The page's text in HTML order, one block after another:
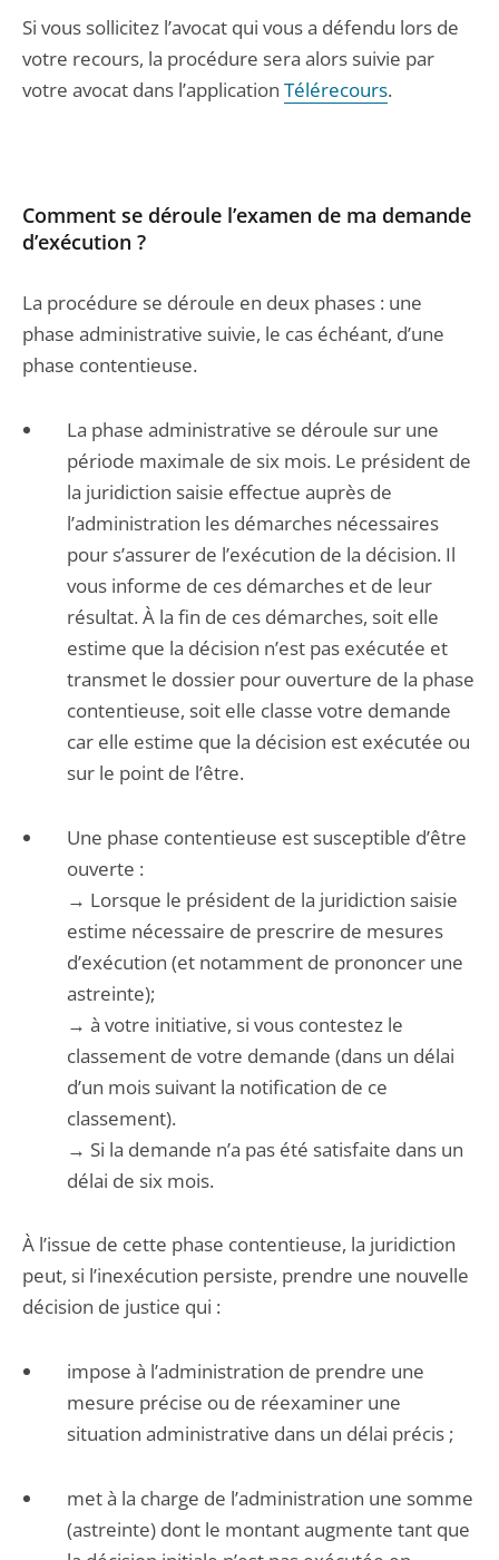
Si vous sollicitez l’avocat qui vous a défendu lors de
votre recours, la procédure sera alors suivie par
votre avocat dans l’application Télérecours.
Comment se déroule l’examen de ma demande
d’exécution ?
La procédure se déroule en deux phases : une
phase administrative suivie, le cas échéant, d’une
phase contentieuse.
La phase administrative se déroule sur une
période maximale de six mois. Le président de
la juridiction saisie effectue auprès de
l’administration les démarches nécessaires
pour s’assurer de l’exécution de la décision. Il
vous informe de ces démarches et de leur
résultat. À la fin de ces démarches, soit elle
estime que la décision n’est pas exécutée et
transmet le dossier pour ouverture de la phase
contentieuse, soit elle classe votre demande
car elle estime que la décision est exécutée ou
sur le point de l’être.
Une phase contentieuse est susceptible d’être
ouverte :
→ Lorsque le président de la juridiction saisie
estime nécessaire de prescrire de mesures
d’exécution (et notamment de prononcer une
astreinte);
→ à votre initiative, si vous contestez le
classement de votre demande (dans un délai
d’un mois suivant la notification de ce
classement).
→ Si la demande n’a pas été satisfaite dans un
délai de six mois.
À l’issue de cette phase contentieuse, la juridiction
peut, si l’inexécution persiste, prendre une nouvelle
décision de justice qui :
impose à l’administration de prendre une
mesure précise ou de réexaminer une
situation administrative dans un délai précis ;
met à la charge de l’administration une somme
(astreinte) dont le montant augmente tant que